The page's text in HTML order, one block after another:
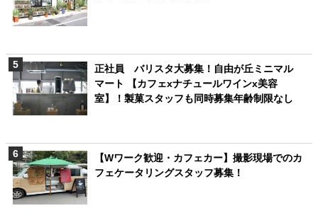
正社員 バリスタ大募集！自由が丘ミニマル
マート 【カフェxナチュールワインx美容
室】！製菓スタッフも同時募集年齢制限なし
【Wワーク歓迎・カフェカー】撮影現場でのカ
フェケータリングスタッフ募集！